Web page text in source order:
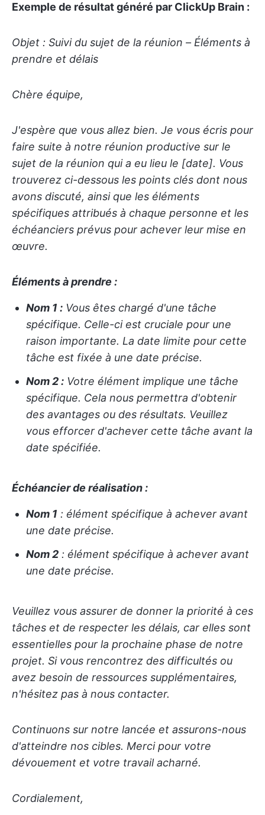
Exemple de résultat généré par ClickUp Brain :
Objet : Suivi du sujet de la réunion – Éléments à
prendre et délais
Chère équipe,
J'espère que vous allez bien. Je vous écris pour
faire suite à notre réunion productive sur le
sujet de la réunion qui a eu lieu le [date]. Vous
trouverez ci-dessous les points clés dont nous
avons discuté, ainsi que les éléments
spécifiques attribués à chaque personne et les
échéanciers prévus pour achever leur mise en
œuvre.
Éléments à prendre :
Nom 1 : Vous êtes chargé d'une tâche
spécifique. Celle-ci est cruciale pour une
raison importante. La date limite pour cette
tâche est fixée à une date précise.
Nom 2 : Votre élément implique une tâche
spécifique. Cela nous permettra d'obtenir
des avantages ou des résultats. Veuillez
vous efforcer d'achever cette tâche avant la
date spécifiée.
Échéancier de réalisation :
Nom 1 : élément spécifique à achever avant
une date précise.
Nom 2 : élément spécifique à achever avant
une date précise.
Veuillez vous assurer de donner la priorité à ces
tâches et de respecter les délais, car elles sont
essentielles pour la prochaine phase de notre
projet. Si vous rencontrez des difficultés ou
avez besoin de ressources supplémentaires,
n'hésitez pas à nous contacter.
Continuons sur notre lancée et assurons-nous
d'atteindre nos cibles. Merci pour votre
dévouement et votre travail acharné.
Cordialement,